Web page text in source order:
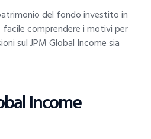
del fondo investito in
comprendere i motivi per
sul JPM Global Income sia
Income